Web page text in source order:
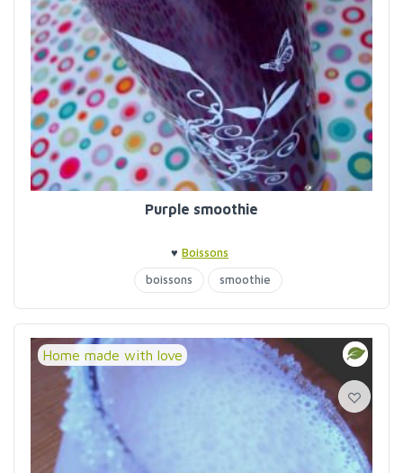
Purple smoothie
♥ Boissons
boissons
smoothie
Home made with love